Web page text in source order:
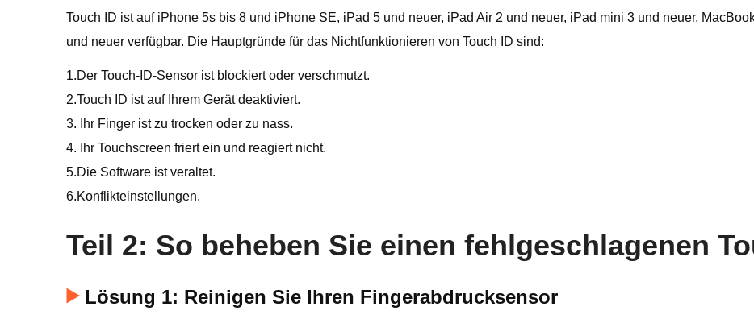
Touch ID ist auf iPhone 5s bis 8 und iPhone SE, iPad 5 und neuer, iPad Air 2 und neuer, iPad mini 3 und neuer,
und neuer verfügbar. Die Hauptgründe für das Nichtfunktionieren von Touch ID sind:
1.Der Touch-ID-Sensor ist blockiert oder verschmutzt.
2.Touch ID ist auf Ihrem Gerät deaktiviert.
3. Ihr Finger ist zu trocken oder zu nass.
4. Ihr Touchscreen friert ein und reagiert nicht.
5.Die Software ist veraltet.
6.Konflikteinstellungen.
Teil 2: So beheben Sie einen fehlgeschlagenen
Lösung 1: Reinigen Sie Ihren Fingerabdrucksensor